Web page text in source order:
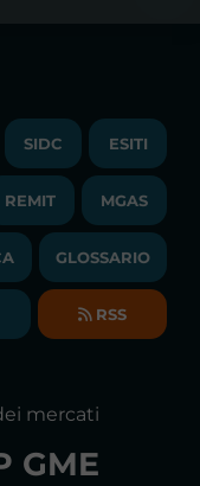
SIDC ESITI
REMIT MGAS
GLOSSARIO
RSS
mercati
GME